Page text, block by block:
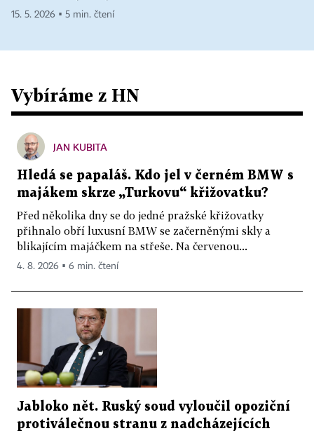
15. 5. 2026 ▪ 5 min. čtení
Vybíráme z HN
JAN KUBITA
Hledá se papaláš. Kdo jel v černém BMW s
majákem skrze „Turkovu“ křižovatku?
Před několika dny se do jedné pražské křižovatky
přihnalo obří luxusní BMW se začerněnými skly a
blikajícím majáčkem na střeše. Na červenou...
4. 8. 2026 ▪ 6 min. čtení
Jabloko nět. Ruský soud vyloučil opoziční
protiválečnou stranu z nadcházejících